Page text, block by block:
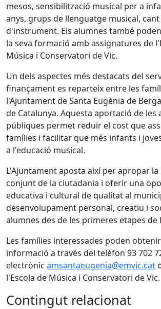
mesos, sensibilització musical per a
anys, grups de llenguatge musical, cant
d'instrument. Els alumnes també
la seva formació amb assignatures de
Música i Conservatori de Vic.
Un dels aspectes més destacats del
finançament es reparteix entre les
l'Ajuntament de Santa Eugènia de
de Catalunya. Aquesta aportació de
públiques permet reduir el cost que
famílies i facilitar que més infants i
a l'educació musical.
L'Ajuntament aposta així per apropar la
conjunt de la ciutadania i oferir una
educativa i cultural de qualitat al
desenvolupament personal, creatiu i
alumnes des de les primeres etapes de
Les famílies interessades poden
informació a través del telèfon 93 702
electrònic amsantaeugenia@emvic.cat
l'Escola de Música i Conservatori de Vic.
Contingut relacionat